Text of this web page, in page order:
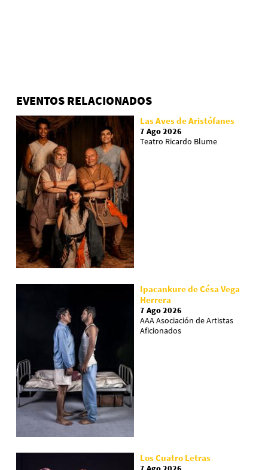
EVENTOS RELACIONADOS
Las Aves de Aristófanes
7 Ago 2026
Teatro Ricardo Blume
Ipacankure de Césa Vega
Herrera
7 Ago 2026
AAA Asociación de Artistas
Aficionados
Los Cuatro Letras